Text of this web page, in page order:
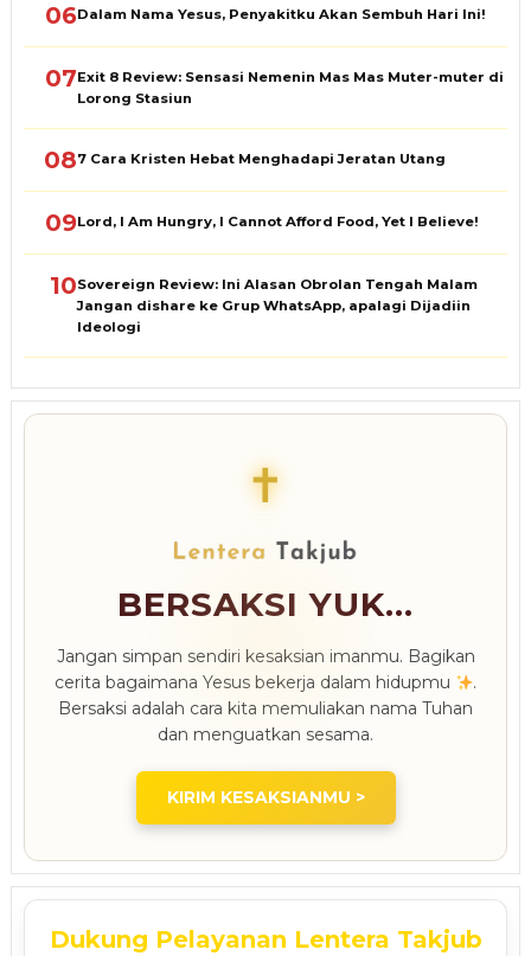
06Dalam Nama Yesus, Penyakitku Akan Sembuh Hari Ini!
07Exit 8 Review: Sensasi Nemenin Mas Mas Muter-muter di
Lorong Stasiun
087 Cara Kristen Hebat Menghadapi Jeratan Utang
09Lord, I Am Hungry, I Cannot Afford Food, Yet I Believe!
10Sovereign Review: Ini Alasan Obrolan Tengah Malam
Jangan dishare ke Grup WhatsApp, apalagi Dijadiin
Ideologi
✝
BERSAKSI YUK...
Jangan simpan sendiri kesaksian imanmu. Bagikan
cerita bagaimana Yesus bekerja dalam hidupmu
.
Bersaksi adalah cara kita memuliakan nama Tuhan
dan menguatkan sesama.
KIRIM KESAKSIANMU >
Dukung Pelayanan Lentera Takjub